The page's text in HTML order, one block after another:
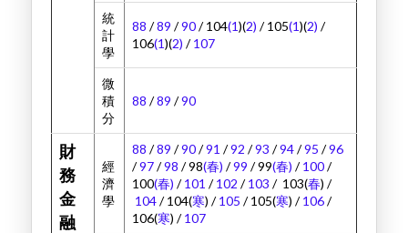
統
計
學
88 /89 /90/ 104(1)(2) / 105(1)(2) /
106(1)(2) /107
微
積
分
88 /89 /90
財
務
金
融
經
濟
學
88 /89 /90/91 /92 /93 /94/95 /96
/97/98 / 98(春) /99 / 99(春) /100/
100(春) /101 /102 /103 / 103(春) /
104/ 104(寒) /105 / 105(寒) /106/
106(寒) /107